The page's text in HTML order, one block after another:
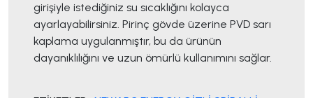
girişiyle istediğiniz su sıcaklığını kolayca
ayarlayabilirsiniz. Pirinç gövde üzerine PVD sarı
kaplama uygulanmıştır, bu da ürünün
dayanıklılığını ve uzun ömürlü kullanımını sağlar.